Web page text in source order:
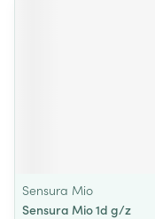
Sensura Mio
Sensura Mio 1d g/z